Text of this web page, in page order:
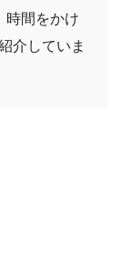
時間をかけ
介していま